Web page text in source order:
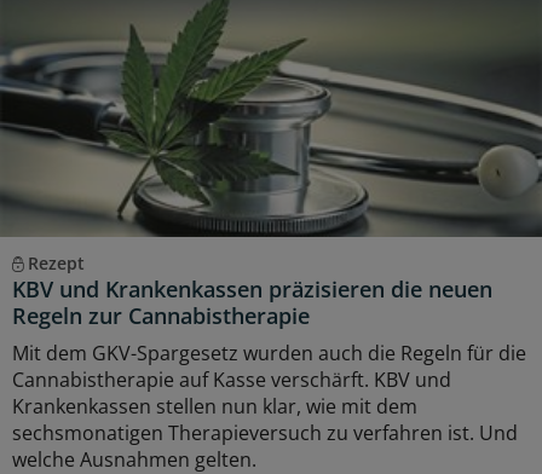
Rezept
KBV und Krankenkassen präzisieren die neuen
Regeln zur Cannabistherapie
Mit dem GKV-Spargesetz wurden auch die Regeln für die
Cannabistherapie auf Kasse verschärft. KBV und
Krankenkassen stellen nun klar, wie mit dem
sechsmonatigen Therapieversuch zu verfahren ist. Und
welche Ausnahmen gelten.